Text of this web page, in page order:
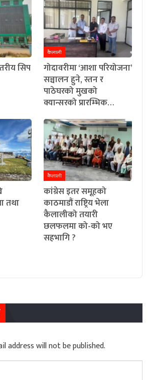
सिप
कैलाली
गोदावरीमा ‘आशा परियोजना’
सञ्चालन हुने, स्तन र
पाठेघरको मुखको
क्यान्सरको प्रारम्भिक…
तथा
कैलाली
कांग्रेस इतर समूहको
काठमाडौं राष्ट्रिय भेला
कैलालीको तयारी
छलफलमा को-को भए
सहभागि ?
address will not be published.